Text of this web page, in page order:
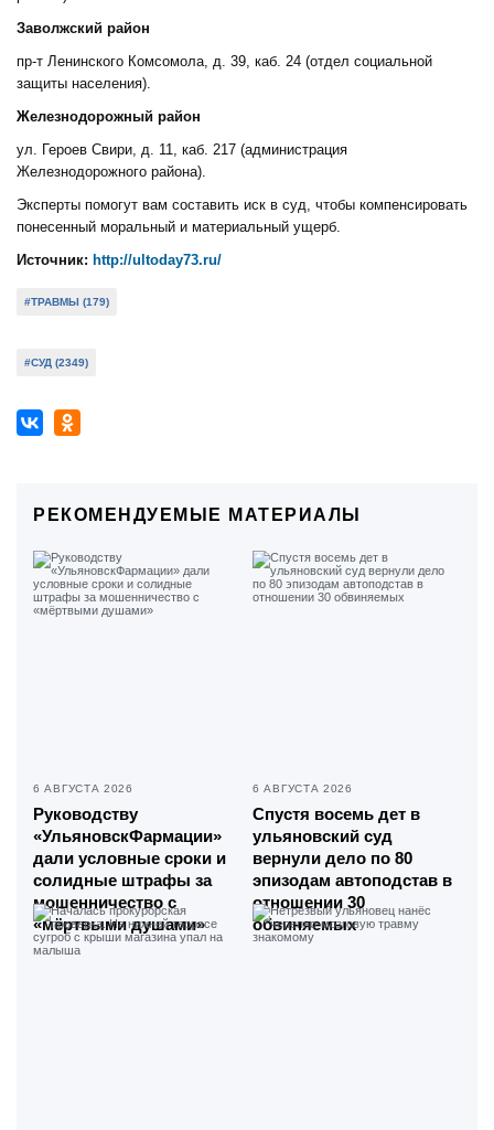
Заволжский район
пр-т Ленинского Комсомола, д. 39, каб. 24 (отдел социальной
защиты населения).
Железнодорожный район
ул. Героев Свири, д. 11, каб. 217 (администрация
Железнодорожного района).
Эксперты помогут вам составить иск в суд, чтобы компенсировать
понесенный моральный и материальный ущерб.
Источник: http://ultoday73.ru/
#ТРАВМЫ (179)
#СУД (2349)
РЕКОМЕНДУЕМЫЕ МАТЕРИАЛЫ
6 АВГУСТА 2026
Руководству
«УльяновскФармации»
дали условные сроки и
солидные штрафы за
мошенничество с
«мёртвыми душами»
6 АВГУСТА 2026
Спустя восемь дет в
ульяновский суд
вернули дело по 80
эпизодам автоподстав в
отношении 30
обвиняемых